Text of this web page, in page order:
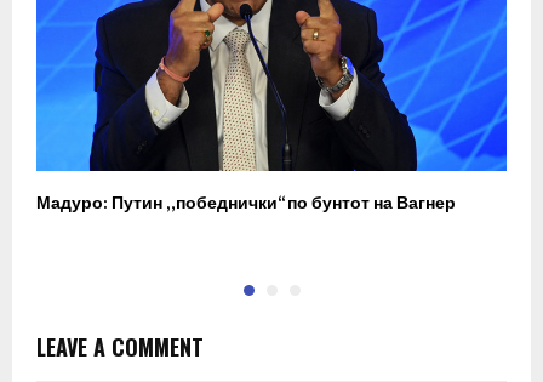
Мадуро: Путин „победнички“ по бунтот на Вагнер
LEAVE A COMMENT